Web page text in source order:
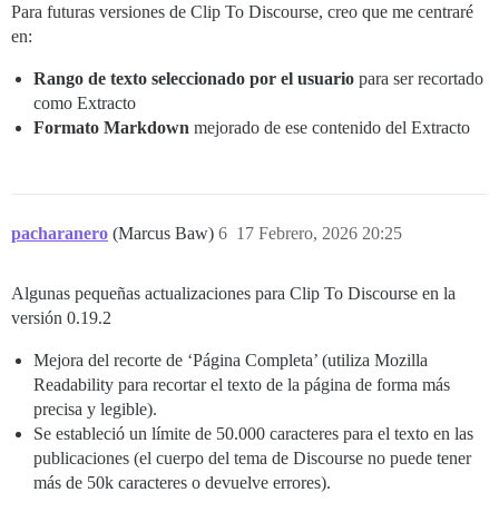
Para futuras versiones de Clip To Discourse, creo que me centraré
en:
Rango de texto seleccionado por el usuario para ser recortado
como Extracto
Formato Markdown mejorado de ese contenido del Extracto
pacharanero (Marcus Baw) 17 Febrero, 2026 20:25
6
Algunas pequeñas actualizaciones para Clip To Discourse en la
versión 0.19.2
Mejora del recorte de ‘Página Completa’ (utiliza Mozilla
Readability para recortar el texto de la página de forma más
precisa y legible).
Se estableció un límite de 50.000 caracteres para el texto en las
publicaciones (el cuerpo del tema de Discourse no puede tener
más de 50k caracteres o devuelve errores).